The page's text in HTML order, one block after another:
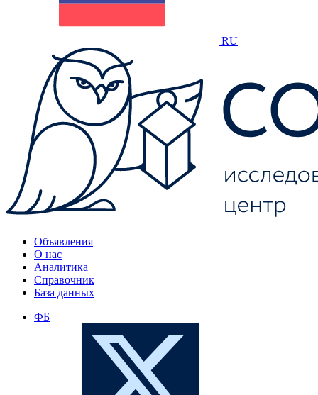
RU
Объявления
О нас
Аналитика
Справочник
База данных
ФБ